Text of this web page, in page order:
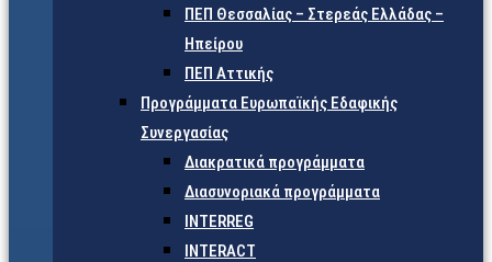
ΠΕΠ Θεσσαλίας – Στερεάς Ελλάδας –
Ηπείρου
ΠΕΠ Αττικής
Προγράμματα Ευρωπαϊκής Εδαφικής
Συνεργασίας
Διακρατικά προγράμματα
Διασυνοριακά προγράμματα
INTERREG
INTERACT